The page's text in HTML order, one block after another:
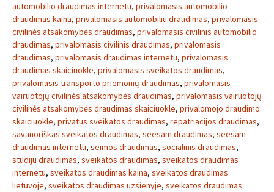
automobilio draudimas internetu, privalomasis automobilio
draudimas kaina, privalomasis automobiliu draudimas, privalomasis
civilinės atsakomybės draudimas, privalomasis civilinis automobilio
draudimas, privalomasis civilinis draudimas, privalomasis
draudimas, privalomasis draudimas internetu, privalomasis
draudimas skaiciuokle, privalomasis sveikatos draudimas,
privalomasis transporto priemonių draudimas, privalomasis
vairuotojų civilinės atsakomybės draudimas, privalomasis vairuotojų
civilinės atsakomybės draudimas skaiciuokle, privalomojo draudimo
skaiciuokle, privatus sveikatos draudimas, repatriacijos draudimas,
savanoriškas sveikatos draudimas, seesam draudimas, seesam
draudimas internetu, seimos draudimas, socialinis draudimas,
studiju draudimas, sveikatos draudimas, sveikatos draudimas
internetu, sveikatos draudimas kaina, sveikatos draudimas
lietuvoje, sveikatos draudimas uzsienyje, sveikatos draudimas